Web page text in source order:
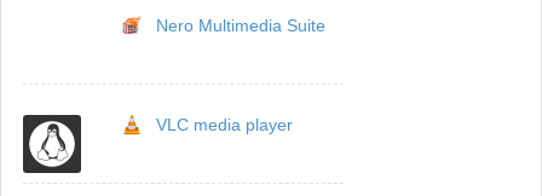
Nero Multimedia Suite
VLC media player